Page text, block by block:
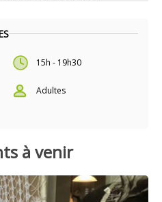
15h - 19h30
Adultes
à venir